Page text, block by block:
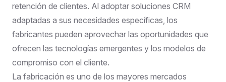
retención de clientes. Al adoptar soluciones CRM
adaptadas a sus necesidades específicas, los
fabricantes pueden aprovechar las oportunidades que
ofrecen las tecnologías emergentes y los modelos de
compromiso con el cliente.
La fabricación es uno de los mayores mercados